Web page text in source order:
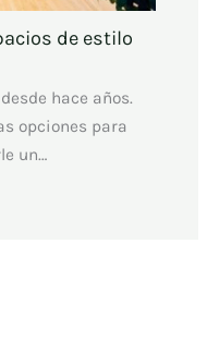
de estilo
hace años.
opciones para
un…